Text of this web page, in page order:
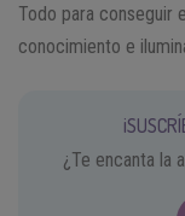
Todo para conseguir
conocimiento e
¿Te encanta la